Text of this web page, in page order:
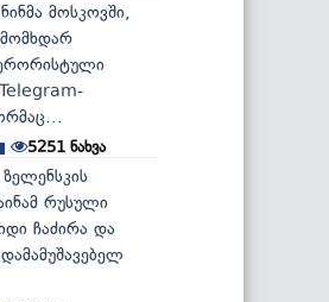
მოსკოვში,
5251 ნახვა
რუსული
ჩაძირა და